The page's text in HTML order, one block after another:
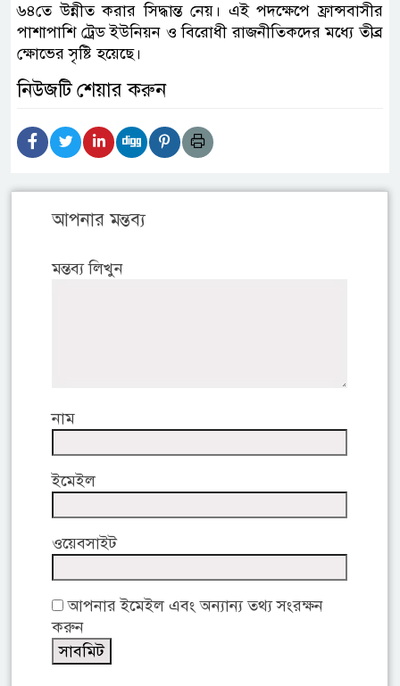
৬৪তে উন্নীত করার সিদ্ধান্ত নেয়। এই পদক্ষেপে ফ্রান্সবাসীর
পাশাপাশি ট্রেড ইউনিয়ন ও বিরোধী রাজনীতিকদের মধ্যে তীব্র
ক্ষোভের সৃষ্টি হয়েছে।
নিউজটি শেয়ার করুন
আপনার মন্তব্য
মন্তব্য লিখুন
নাম
ইমেইল
ওয়েবসাইট
আপনার ইমেইল এবং অন্যান্য তথ্য সংরক্ষন
করুন